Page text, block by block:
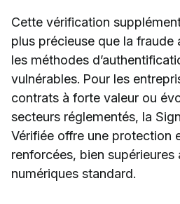
Cette vérification
plus précieuse que la fraude
les méthodes
vulnérables. Pour les
contrats à forte valeur ou
secteurs réglementés, la
Vérifiée offre une protection
renforcées, bien supérieures
numériques standard.